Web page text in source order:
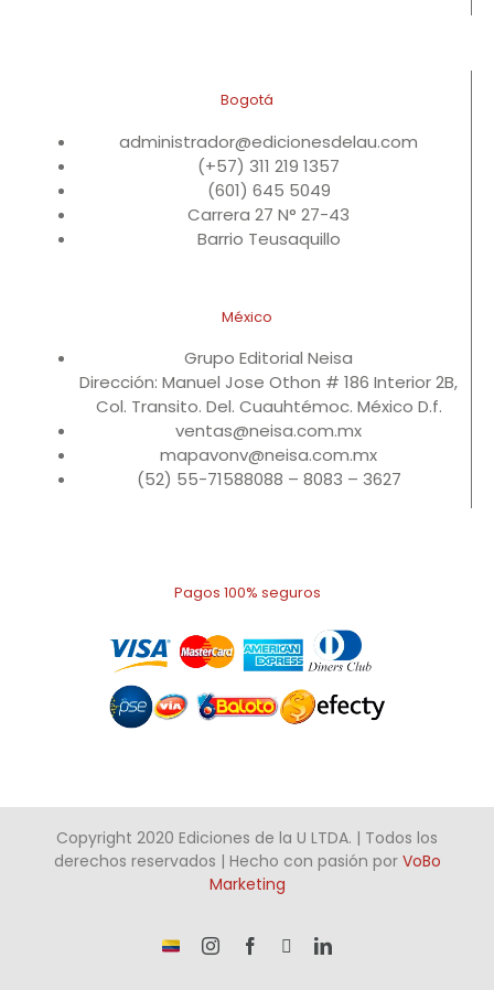
Bogotá
administrador@edicionesdelau.com
(+57) 311 219 1357
(601) 645 5049
Carrera 27 N° 27-43
Barrio Teusaquillo
México
Grupo Editorial Neisa
Dirección: Manuel Jose Othon # 186 Interior 2B,
Col. Transito. Del. Cuauhtémoc. México D.f.
ventas@neisa.com.mx
mapavonv@neisa.com.mx
(52) 55-71588088 – 8083 – 3627
Pagos 100% seguros
Copyright 2020 Ediciones de la U LTDA. | Todos los
derechos reservados | Hecho con pasión por VoBo
Marketing
¡Somos InstagramFacebook LinkedIn